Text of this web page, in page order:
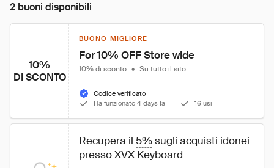
2 buoni disponibili
10%
DI SCONTO
BUONO MIGLIORE
For 10% OFF Store wide
10% di sconto • Su tutto il sito
Codice verificato
Ha funzionato 4 days fa
16 usi
Recupera il 5% sugli acquisti idonei
presso XVX Keyboard